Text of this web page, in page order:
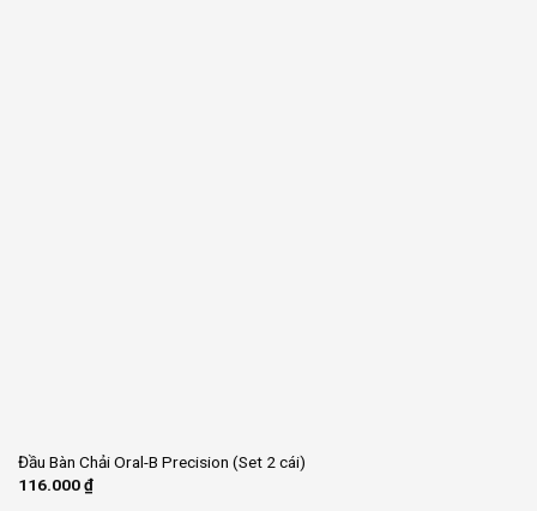
Đầu Bàn Chải Oral-B Precision (Set 2 cái)
116.000₫